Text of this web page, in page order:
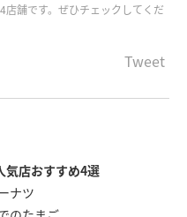
舗です。ぜひチェックしてくだ
Tweet
気店おすすめ4選
ナツ